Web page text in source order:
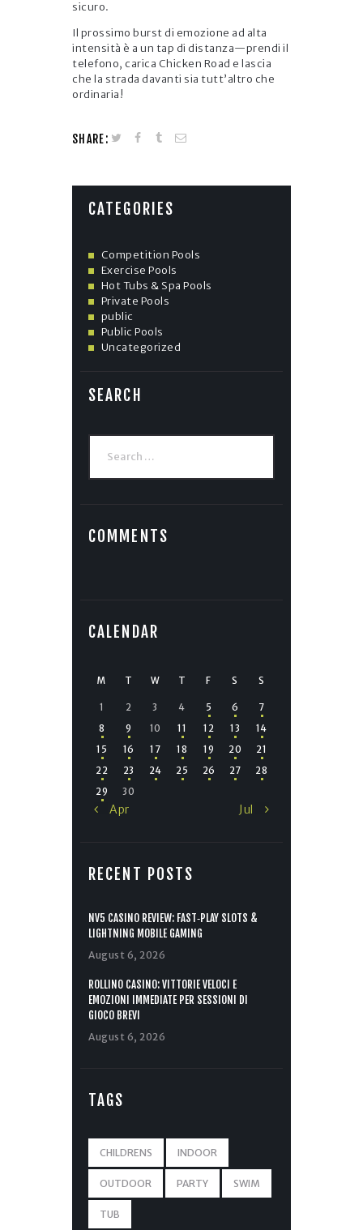
sicuro.
Il prossimo burst di emozione ad alta
intensità è a un tap di distanza—prendi il
telefono, carica Chicken Road e lascia
che la strada davanti sia tutt’altro che
ordinaria!
SHARE:
CATEGORIES
Competition Pools
Exercise Pools
Hot Tubs & Spa Pools
Private Pools
public
Public Pools
Uncategorized
SEARCH
COMMENTS
CALENDAR
M T W T F S S
1 2 3 4 5 6
7
8
9 10 11 12 13
14
15
16 17 18 19 20
21
22
23 24 25 26 27
28
29
30
« Apr Jul »
RECENT POSTS
NV5 CASINO REVIEW: FAST‑PLAY SLOTS &
LIGHTNING MOBILE GAMING
August 6, 2026
ROLLINO CASINO: VITTORIE VELOCI E
EMOZIONI IMMEDIATE PER SESSIONI DI
GIOCO BREVI
August 6, 2026
TAGS
CHILDRENS INDOOR
OUTDOOR PARTY SWIM
TUB